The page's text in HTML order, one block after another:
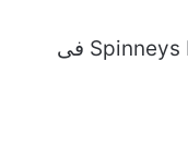
عناوين فروع سبينيس مصر Spinneys Egypt فى